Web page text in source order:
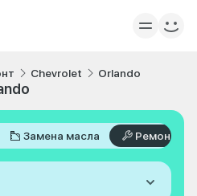
Chevrolet Orlando
Замена масла Ремонт